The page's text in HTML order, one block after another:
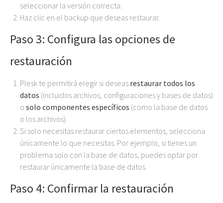
seleccionar la versión correcta.
Haz clic en el backup que deseas restaurar.
Paso 3: Configura las opciones de
restauración
Plesk te permitirá elegir si deseas restaurar todos los
datos (incluidos archivos, configuraciones y bases de datos)
o solo componentes específicos (como la base de datos
o los archivos).
Si solo necesitas restaurar ciertos elementos, selecciona
únicamente lo que necesitas. Por ejemplo, si tienes un
problema solo con la base de datos, puedes optar por
restaurar únicamente la base de datos.
Paso 4: Confirmar la restauración